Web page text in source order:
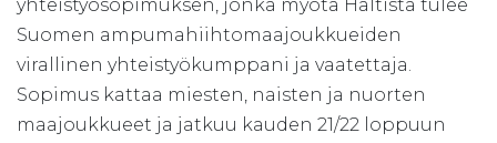
yhteistyösopimuksen, jonka myötä Haltista tulee
Suomen ampumahiihtomaajoukkueiden
virallinen yhteistyökumppani ja vaatettaja.
Sopimus kattaa miesten, naisten ja nuorten
maajoukkueet ja jatkuu kauden 21/22 loppuun